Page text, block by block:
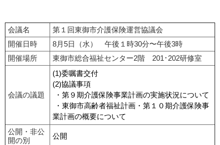
会議名
第１回東御市介護保険運営協議会
開催日時
8月5日（水） 午後１時30分〜午後3時
開催場所
東御市総合福祉センター2階 201･202研修室
会議の議題
(1)委嘱書交付
(2)協議事項
・第９期介護保険事業計画の実施状況について
・東御市高齢者福祉計画・第１０期介護保険事
業計画の概要について
公開・非公
開の別
公開